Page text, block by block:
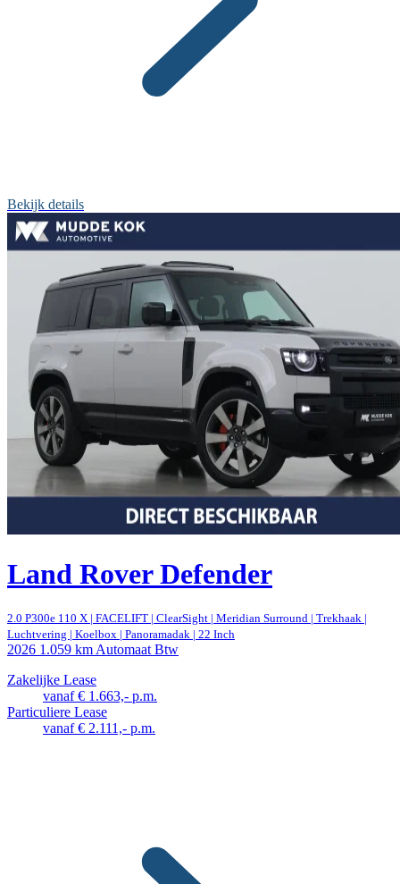
Bekijk details
Land Rover Defender
2.0 P300e 110 X | FACELIFT | ClearSight | Meridian Surround | Trekhaak |
Luchtvering | Koelbox | Panoramadak | 22 Inch
2026 1.059 km Automaat Btw
Zakelijke Lease
vanaf € 1.663,- p.m.
Particuliere Lease
vanaf € 2.111,- p.m.